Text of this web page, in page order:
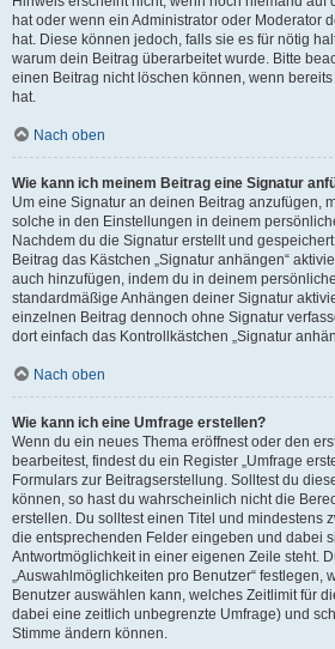
hat oder wenn ein Administrator oder Moderator
hat. Diese können jedoch, falls sie es für nötig
warum dein Beitrag überarbeitet wurde. Bitte
einen Beitrag nicht löschen können, wenn
hat.
Nach oben
Wie kann ich meinem Beitrag eine Signatur
Um eine Signatur an deinen Beitrag anzufügen,
solche in den Einstellungen in deinem
Nachdem du die Signatur erstellt und
Beitrag das Kästchen „Signatur anhängen“
auch hinzufügen, indem du in deinem
standardmäßige Anhängen deiner Signatur
einzelnen Beitrag dennoch ohne Signatur
dort einfach das Kontrollkästchen „Signatur
Nach oben
Wie kann ich eine Umfrage erstellen?
Wenn du ein neues Thema eröffnest oder den
bearbeitest, findest du ein Register „Umfrage
Formulars zur Beitragserstellung. Solltest du
können, so hast du wahrscheinlich nicht die
erstellen. Du solltest einen Titel und mindestens
die entsprechenden Felder eingeben und dabei
Antwortmöglichkeit in einer eigenen Zeile steht.
„Auswahlmöglichkeiten pro Benutzer“ festlegen,
Benutzer auswählen kann, welches Zeitlimit für
dabei eine zeitlich unbegrenzte Umfrage) und
Stimme ändern können.